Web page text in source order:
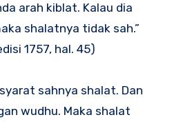
arah kiblat. Kalau dia
shalatnya tidak sah.”
1757, hal. 45)
sahnya shalat. Dan
wudhu. Maka shalat